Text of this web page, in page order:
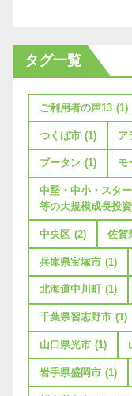
タグ一覧
ご利用者の声13 (1)
つくば市 (1) ア
ブータン (1) モ
中堅・中小・スタ
等の大規模成長投
中央区 (2) 佐賀
兵庫県宝塚市 (1)
北海道中川町 (1)
千葉県習志野市 (1)
山口県光市 (1)
岩手県盛岡市 (1)